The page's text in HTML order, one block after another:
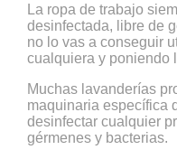
La ropa de trabajo
desinfectada, libre de
no lo vas a conseguir
cualquiera y poniendo
Muchas lavanderías
maquinaria específica
desinfectar cualquier
gérmenes y bacterias.